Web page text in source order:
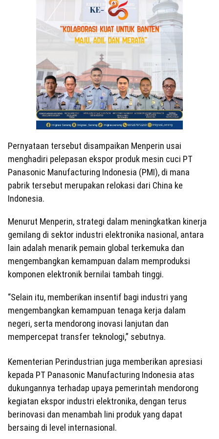
Pernyataan tersebut disampaikan Menperin usai
menghadiri pelepasan ekspor produk mesin cuci PT
Panasonic Manufacturing Indonesia (PMI), di mana
pabrik tersebut merupakan relokasi dari China ke
Indonesia.
Menurut Menperin, strategi dalam meningkatkan kinerja
gemilang di sektor industri elektronika nasional, antara
lain adalah menarik pemain global terkemuka dan
mengembangkan kemampuan dalam memproduksi
komponen elektronik bernilai tambah tinggi.
“Selain itu, memberikan insentif bagi industri yang
mengembangkan kemampuan tenaga kerja dalam
negeri, serta mendorong inovasi lanjutan dan
mempercepat transfer teknologi,” sebutnya.
Kementerian Perindustrian juga memberikan apresiasi
kepada PT Panasonic Manufacturing Indonesia atas
dukungannya terhadap upaya pemerintah mendorong
kegiatan ekspor industri elektronika, dengan terus
berinovasi dan menambah lini produk yang dapat
bersaing di level internasional.